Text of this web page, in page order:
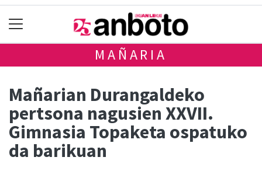
MAÑARIA
Mañarian Durangaldeko
pertsona nagusien XXVII.
Gimnasia Topaketa ospatuko
da barikuan